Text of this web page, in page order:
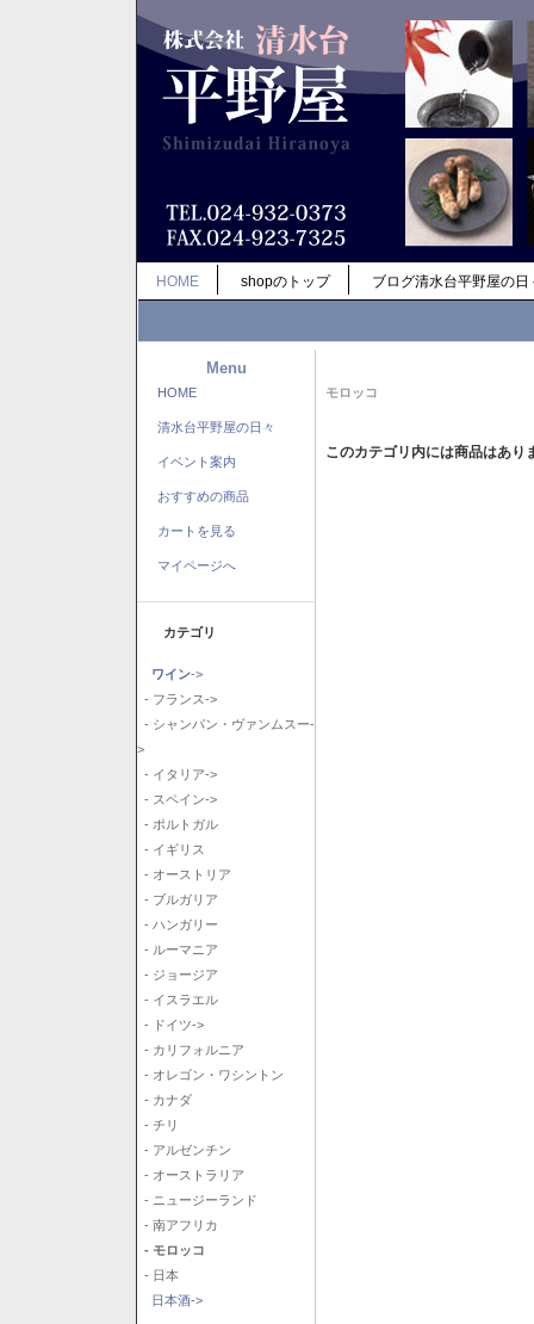
HOME shopのトップ ブログ清水台平野屋の日
Menu
HOME
清水台平野屋の日々
イベント案内
おすすめの商品
カートを見る
マイページへ
カテゴリ
ワイン->
- フランス->
- シャンパン・ヴァンムスー-
>
- イタリア->
- スペイン->
- ポルトガル
- イギリス
- オーストリア
- ブルガリア
- ハンガリー
- ルーマニア
- ジョージア
- イスラエル
- ドイツ->
- カリフォルニア
- オレゴン・ワシントン
- カナダ
- チリ
- アルゼンチン
- オーストラリア
- ニュージーランド
- 南アフリカ
- モロッコ
- 日本
日本酒->
モロッコ
このカテゴリ内には商品はあり